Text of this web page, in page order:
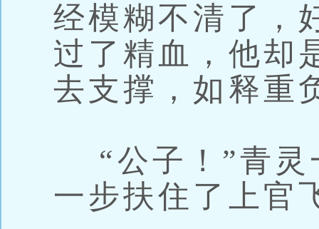
经模糊不清了，
过了精血，他却
去支撑，如释重
“公子！”青灵
一步扶住了上官